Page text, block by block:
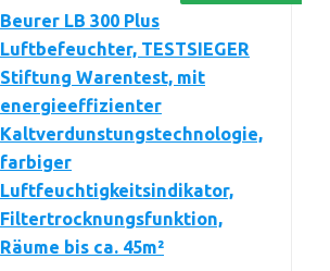
Beurer LB 300 Plus
Luftbefeuchter, TESTSIEGER
Stiftung Warentest, mit
energieeffizienter
Kaltverdunstungstechnologie,
farbiger
Luftfeuchtigkeitsindikator,
Filtertrocknungsfunktion,
Räume bis ca. 45m²